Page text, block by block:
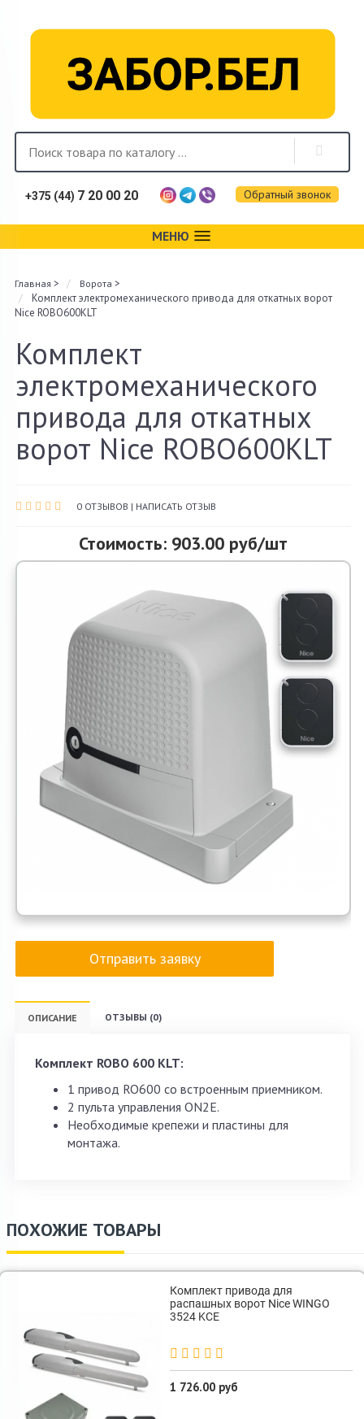
+375 (44) 7 20 00 20 Обратный звонок
МЕНЮ
Фотогалерея
Доставка
О компании
Акции и скидки
Контакты
Главная > Ворота >
Комплект электромеханического привода для откатных ворот
Nice ROBO600KLT
Комплект
электромеханического
привода для откатных
ворот Nice ROBO600KLT
0 ОТЗЫВОВ | НАПИСАТЬ ОТЗЫВ
Стоимость: 903.00 руб/шт
Отправить заявку
ОПИСАНИЕ ОТЗЫВЫ (0)
Комплект ROBO 600 KLT:
1 привод RO600 со встроенным приемником.
2 пульта управления ON2E.
Необходимые крепежи и пластины для
монтажа.
ПОХОЖИЕ ТОВАРЫ
Комплект привода для
распашных ворот Nice WINGO
3524 KCE
1 726.00 руб